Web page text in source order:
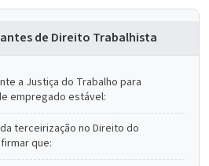
de Direito Trabalhista
a Justiça do Trabalho para
empregado estável:
terceirização no Direito do
que: